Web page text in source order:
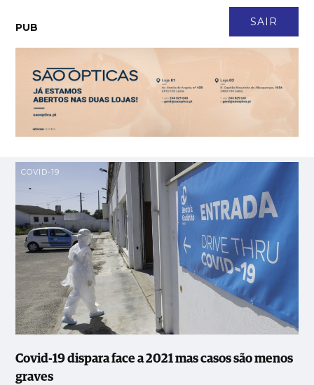
SAIR
PUB
MAIS VISTAS
MAIS
CeX abre no LeiriaShopping com tecnologia em segunda mão e 5
COVID-19
Covid-19 dispara face a 2021 mas casos são menos
graves